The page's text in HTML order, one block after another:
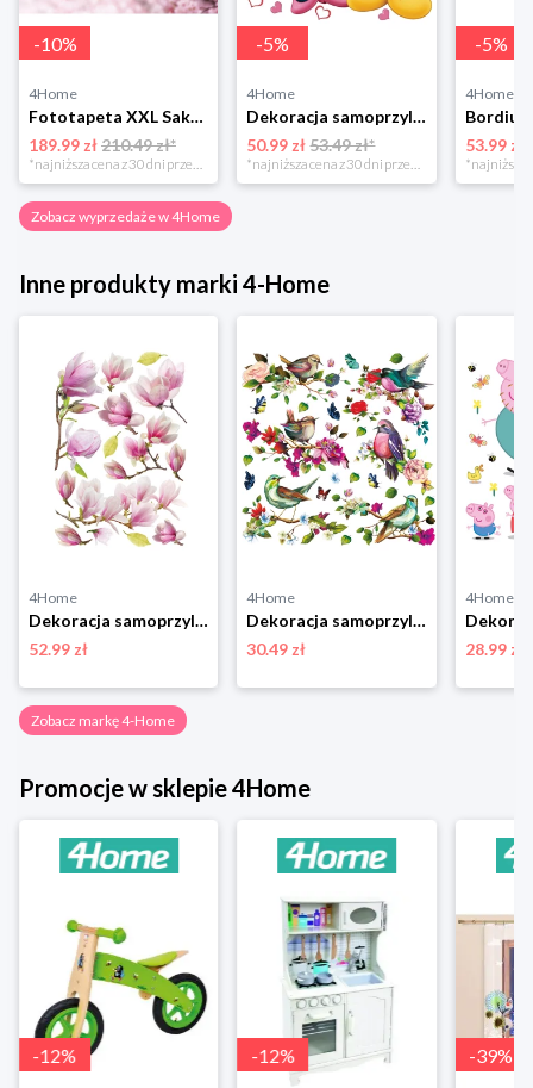
-10%
4Home
Fototapeta XXL Sakura 360 x 254 cm, 4 części 4-Home
189.99 zł210.49 zł*
*najniższa cena z 30 dni przed obniżką
-5%
4Home
Dekoracja samoprzylepna Minnie i Mickey, różowa, 42,5 x 65 cm 4-Home
50.99 zł 53.49 zł*
*najniższa cena z 30 dni przed obniżką
-5%
4Home
53.99 zł
Zobacz wyprzedaże w 4Home
Inne produkty marki 4-Home
4Home
Dekoracja samoprzylepna Magnolia Flowers, 42,5 x 65 cm 4-Home
52.99 zł
4Home
Dekoracja samoprzylepna Birds, 30 x 30 cm 4-Home
30.49 zł
4Home
28.99 zł
Zobacz markę 4-Home
Promocje w sklepie 4Home
-12% -12% -39%